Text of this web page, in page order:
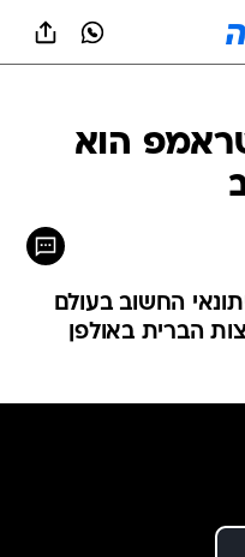
הוא
החשוב בעולם
הברית באולפן